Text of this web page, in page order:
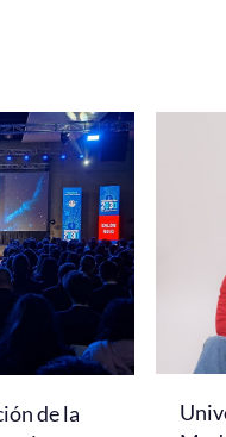
de la